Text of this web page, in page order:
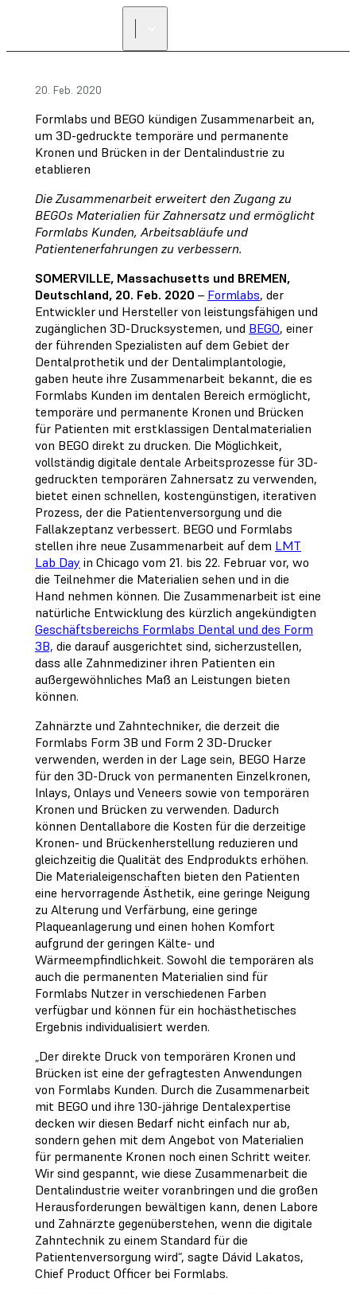
20. Feb. 2020
Formlabs und BEGO kündigen Zusammenarbeit an,
um 3D-gedruckte temporäre und permanente
Kronen und Brücken in der Dentalindustrie zu
etablieren
Die Zusammenarbeit erweitert den Zugang zu
BEGOs Materialien für Zahnersatz und ermöglicht
Formlabs Kunden, Arbeitsabläufe und
Patientenerfahrungen zu verbessern.
SOMERVILLE, Massachusetts und BREMEN,
Deutschland, 20. Feb. 2020 – Formlabs, der
Entwickler und Hersteller von leistungsfähigen und
zugänglichen 3D-Drucksystemen, und BEGO, einer
der führenden Spezialisten auf dem Gebiet der
Dentalprothetik und der Dentalimplantologie,
gaben heute ihre Zusammenarbeit bekannt, die es
Formlabs Kunden im dentalen Bereich ermöglicht,
temporäre und permanente Kronen und Brücken
für Patienten mit erstklassigen Dentalmaterialien
von BEGO direkt zu drucken. Die Möglichkeit,
vollständig digitale dentale Arbeitsprozesse für 3D-
gedruckten temporären Zahnersatz zu verwenden,
bietet einen schnellen, kostengünstigen, iterativen
Prozess, der die Patientenversorgung und die
Fallakzeptanz verbessert. BEGO und Formlabs
stellen ihre neue Zusammenarbeit auf dem LMT
Lab Day in Chicago vom 21. bis 22. Februar vor, wo
die Teilnehmer die Materialien sehen und in die
Hand nehmen können. Die Zusammenarbeit ist eine
natürliche Entwicklung des kürzlich angekündigten
Geschäftsbereichs Formlabs Dental und des Form
3B, die darauf ausgerichtet sind, sicherzustellen,
dass alle Zahnmediziner ihren Patienten ein
außergewöhnliches Maß an Leistungen bieten
können.
Zahnärzte und Zahntechniker, die derzeit die
Formlabs Form 3B und Form 2 3D-Drucker
verwenden, werden in der Lage sein, BEGO Harze
für den 3D-Druck von permanenten Einzelkronen,
Inlays, Onlays und Veneers sowie von temporären
Kronen und Brücken zu verwenden. Dadurch
können Dentallabore die Kosten für die derzeitige
Kronen- und Brückenherstellung reduzieren und
gleichzeitig die Qualität des Endprodukts erhöhen.
Die Materialeigenschaften bieten den Patienten
eine hervorragende Ästhetik, eine geringe Neigung
zu Alterung und Verfärbung, eine geringe
Plaqueanlagerung und einen hohen Komfort
aufgrund der geringen Kälte- und
Wärmeempfindlichkeit. Sowohl die temporären als
auch die permanenten Materialien sind für
Formlabs Nutzer in verschiedenen Farben
verfügbar und können für ein hochästhetisches
Ergebnis individualisiert werden.
„Der direkte Druck von temporären Kronen und
Brücken ist eine der gefragtesten Anwendungen
von Formlabs Kunden. Durch die Zusammenarbeit
mit BEGO und ihre 130-jährige Dentalexpertise
decken wir diesen Bedarf nicht einfach nur ab,
sondern gehen mit dem Angebot von Materialien
für permanente Kronen noch einen Schritt weiter.
Wir sind gespannt, wie diese Zusammenarbeit die
Dentalindustrie weiter voranbringen und die großen
Herausforderungen bewältigen kann, denen Labore
und Zahnärzte gegenüberstehen, wenn die digitale
Zahntechnik zu einem Standard für die
Patientenversorgung wird“, sagte Dávid Lakatos,
Chief Product Officer bei Formlabs.